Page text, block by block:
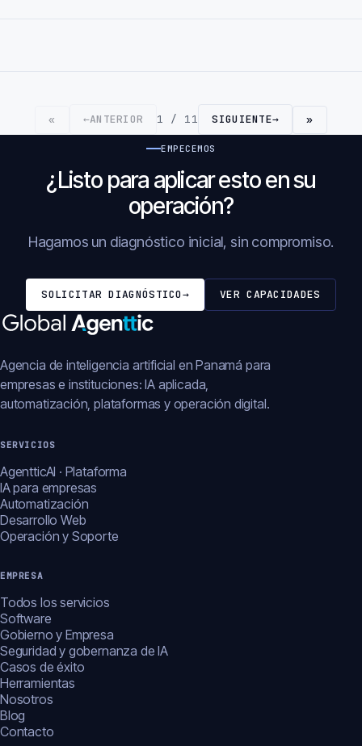
« ←ANTERIOR 1 / 11 SIGUIENTE→ »
EMPECEMOS
¿Listo para aplicar esto en su
operación?
Hagamos un diagnóstico inicial, sin compromiso.
SOLICITAR DIAGNÓSTICO→ VER CAPACIDADES
Agencia de inteligencia artificial en Panamá para
empresas e instituciones: IA aplicada,
automatización, plataformas y operación digital.
SERVICIOS
AgentticAI · Plataforma
IA para empresas
Automatización
Desarrollo Web
Operación y Soporte
EMPRESA
Todos los servicios
Software
Gobierno y Empresa
Seguridad y gobernanza de IA
Casos de éxito
Herramientas
Nosotros
Blog
Contacto